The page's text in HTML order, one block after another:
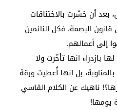
بـ٧ دقائق، بعد أن حُشرت بالاختناقات
البصمة، فكل النائمين
إلى أعمالهم.
بازدراء انها تأخّرت ولا
بل إنها أُعطيت ورقة
ناهيك عن الكلام القاسي
يومها!